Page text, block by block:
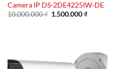
Camera IP DS-2DE4225IW-DE
10.000.000₫ Giá
1.500.000₫Giá